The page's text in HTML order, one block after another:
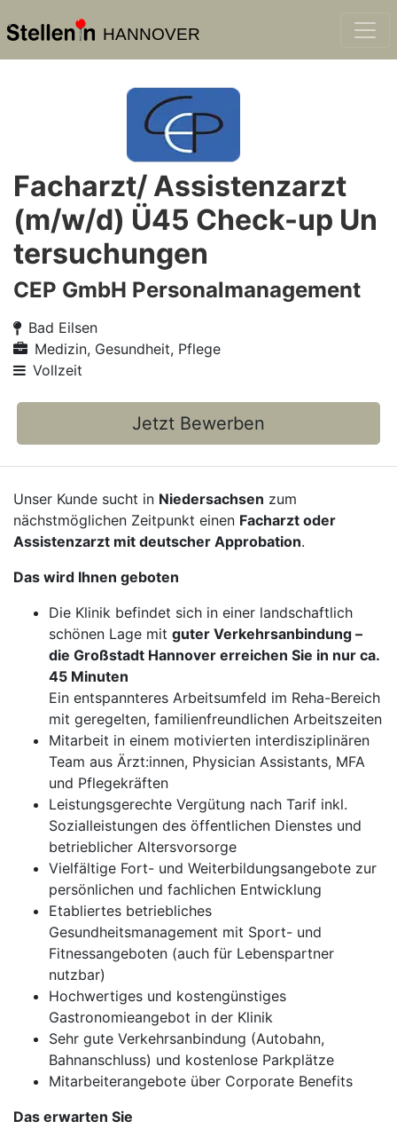
HANNOVER
Facharzt/ Assistenzarzt
(m/w/d) Ü45 Check-up Un
tersuchungen
CEP GmbH Personalmanagement
Bad Eilsen
Medizin, Gesundheit, Pflege
Vollzeit
Jetzt Bewerben
Unser Kunde sucht in Niedersachsen zum
nächstmöglichen Zeitpunkt einen Facharzt oder
Assistenzarzt mit deutscher Approbation.
Das wird Ihnen geboten
Die Klinik befindet sich in einer landschaftlich
schönen Lage mit guter Verkehrsanbindung –
die Großstadt Hannover erreichen Sie in nur ca.
45 Minuten
Ein entspannteres Arbeitsumfeld im Reha-Bereich
mit geregelten, familienfreundlichen Arbeitszeiten
Mitarbeit in einem motivierten interdisziplinären
Team aus Ärzt:innen, Physician Assistants, MFA
und Pflegekräften
Leistungsgerechte Vergütung nach Tarif inkl.
Sozialleistungen des öffentlichen Dienstes und
betrieblicher Altersvorsorge
Vielfältige Fort- und Weiterbildungsangebote zur
persönlichen und fachlichen Entwicklung
Etabliertes betriebliches
Gesundheitsmanagement mit Sport- und
Fitnessangeboten (auch für Lebenspartner
nutzbar)
Hochwertiges und kostengünstiges
Gastronomieangebot in der Klinik
Sehr gute Verkehrsanbindung (Autobahn,
Bahnanschluss) und kostenlose Parkplätze
Mitarbeiterangebote über Corporate Benefits
Das erwarten Sie